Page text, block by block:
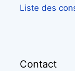
Liste des
Contact